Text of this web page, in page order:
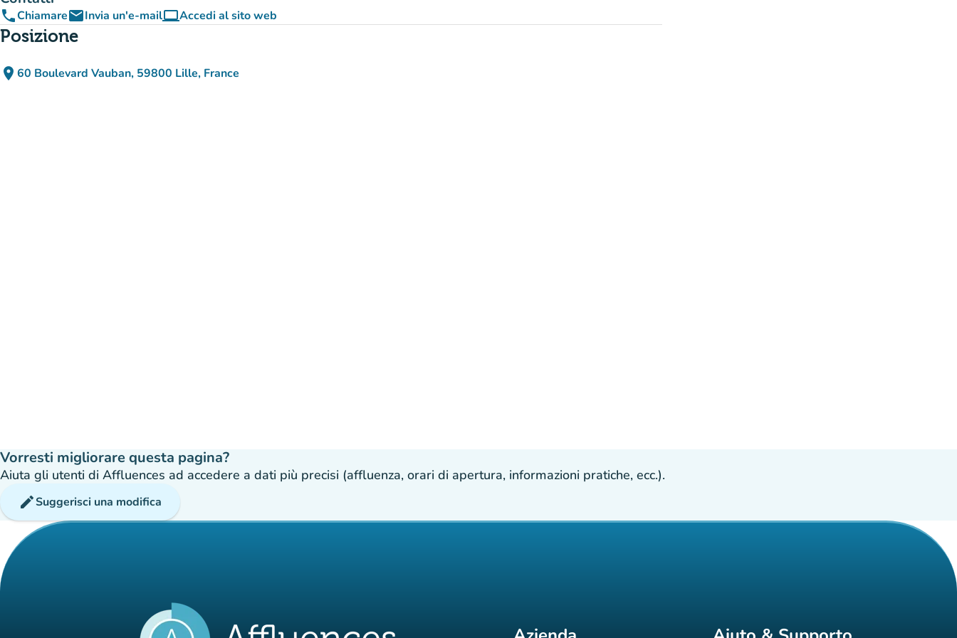
phoneChiamareemailInvia un'e-mailcomputerAccedi al sito web
(nuova scheda)
Posizione
place 60 Boulevard Vauban, 59800 Lille, France
(apri in Google Maps)
(nuova scheda)
Vorresti migliorare questa pagina?
Aiuta gli utenti di Affluences ad accedere a dati più precisi (affluenza, orari di apertura, informazioni pratiche, ecc.).
editSuggerisci una modifica